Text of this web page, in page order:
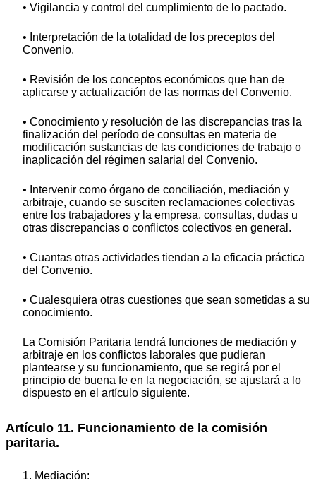
• Vigilancia y control del cumplimiento de lo pactado.
• Interpretación de la totalidad de los preceptos del
Convenio.
• Revisión de los conceptos económicos que han de
aplicarse y actualización de las normas del Convenio.
• Conocimiento y resolución de las discrepancias tras la
finalización del período de consultas en materia de
modificación sustancias de las condiciones de trabajo o
inaplicación del régimen salarial del Convenio.
• Intervenir como órgano de conciliación, mediación y
arbitraje, cuando se susciten reclamaciones colectivas
entre los trabajadores y la empresa, consultas, dudas u
otras discrepancias o conflictos colectivos en general.
• Cuantas otras actividades tiendan a la eficacia práctica
del Convenio.
• Cualesquiera otras cuestiones que sean sometidas a su
conocimiento.
La Comisión Paritaria tendrá funciones de mediación y
arbitraje en los conflictos laborales que pudieran
plantearse y su funcionamiento, que se regirá por el
principio de buena fe en la negociación, se ajustará a lo
dispuesto en el artículo siguiente.
Artículo 11. Funcionamiento de la comisión
paritaria.
1. Mediación: